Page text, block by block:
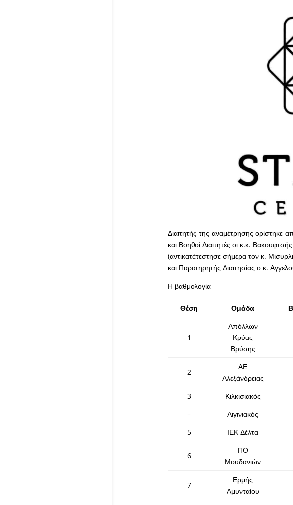
Διαιτητής της αναμέτρησης
και Βοηθοί Διαιτητές οι κ.κ.
(αντικατάτεστησε σήμερα τον κ.
και Παρατηρητής Διαιτησίας ο κ.
Η βαθμολογία
Θέση Ομάδα
1
Απόλλων
Κρύας
Βρύσης
2
ΑΕ
Αλεξάνδρειας
3 Κιλκισιακός
–
Αιγινιακός
5
ΙΕΚ Δέλτα
6
ΠΟ
Μουδανιών
7
Ερμής
Αμυνταίου